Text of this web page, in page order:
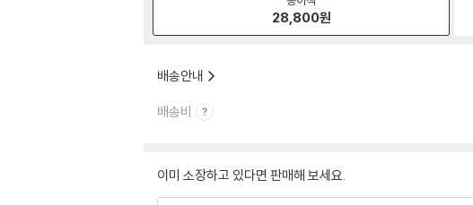
28,800원
배송안내
배송비
이미 소장하고 있다면 판매해 보세요.